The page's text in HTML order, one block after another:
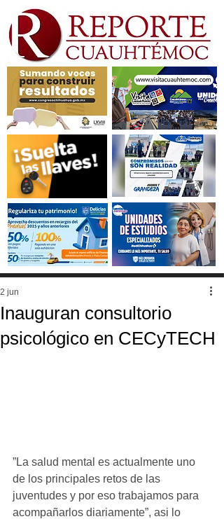
Inauguran consultorio
psicológico en CECyTECH
2 jun
”La salud mental es actualmente uno
de los principales retos de las
juventudes y por eso trabajamos para
acompañarlos diariamente”, asi lo